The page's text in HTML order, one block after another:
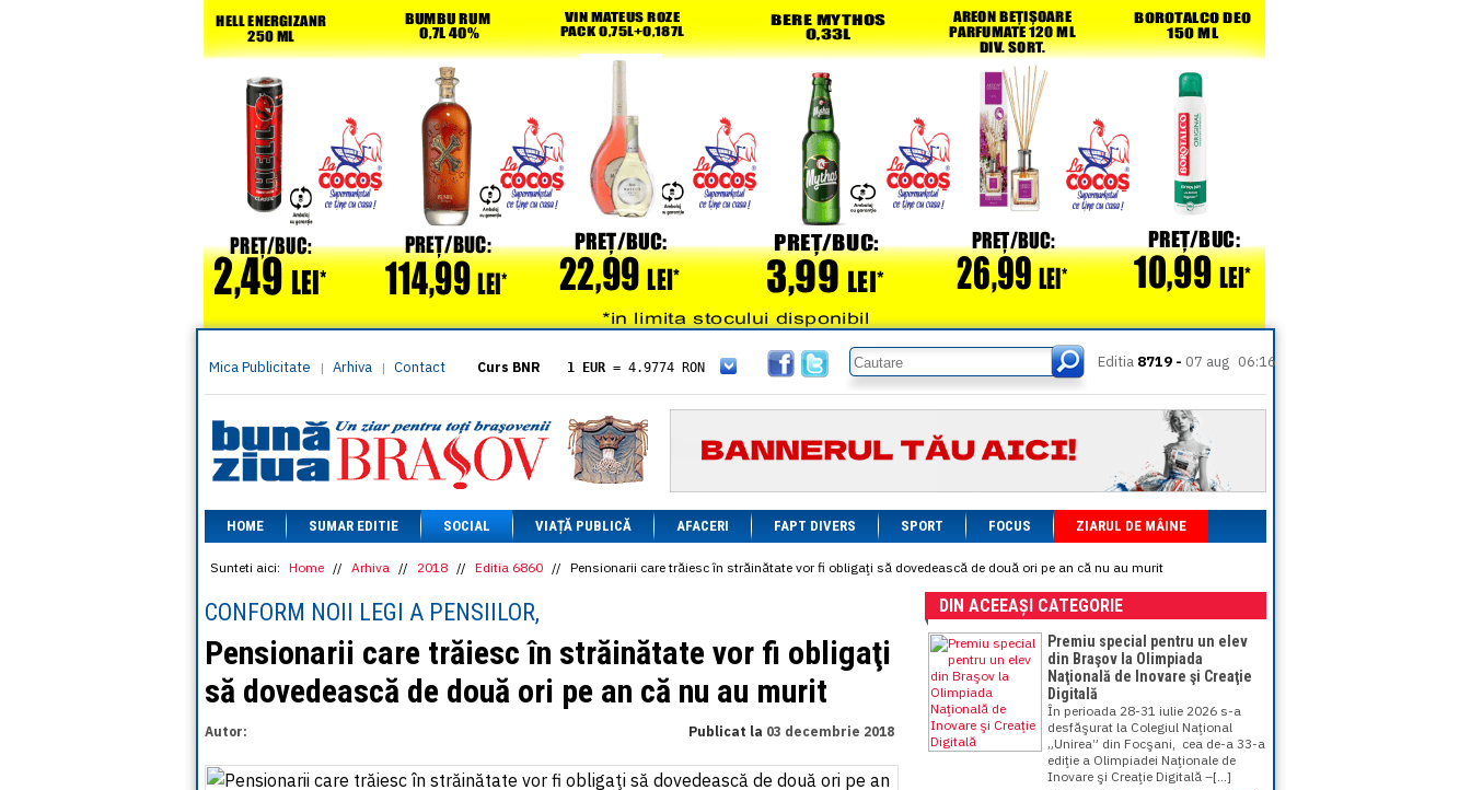
Mica Publicitate | Arhiva | Contact Curs BNR 1 EUR = 4.9774 RON
= 5.8304 RON
1 XAU= 464.4611 RON
1 AED= 1.1933 RON
1 AUD= 2.7957 RON
1 BGN= 2.5449 RON
1 CAD= 3.1559 RON
1 CHF= 5.2813 RON
1 CNY= 0.6015 RON
1 HUF= 1.2223 RON
1 INR= 0.0513 RON
1 JPY= 3.0556 RON
1 KRW= 0.3047 RON
1 NOK= 0.4191 RON
1 NZD= 2.6097 RON
Editia 8719 - 07 aug 06:16
HOME SUMAR EDITIE SOCIAL VIAȚĂ PUBLICĂ AFACERI FAPT DIVERS SPORT FOCUS ZIARUL DE MÂINE
Sunteti aici: Home // Arhiva // 2018 // Editia 6860 // Pensionarii care trăiesc în străinătate vor fi obligaţi să dovedească de două ori pe an că nu au murit
CONFORM NOII LEGI A PENSIILOR,
Pensionarii care trăiesc în străinătate vor fi obligaţi
să dovedească de două ori pe an că nu au murit
Autor: Publicat la 03 decembrie 2018
DIN ACEEAȘI CATEGORIE
Premiu special pentru un elev
din Braşov la Olimpiada
Naţională de Inovare şi Creaţie
Digitală
În perioada 28-31 iulie 2026 s-a
desfăşurat la Colegiul Naţional
„Unirea” din Focşani, cea de-a 33-a
ediţie a Olimpiadei Naţionale de
Inovare şi Creaţie Digitală –[...]